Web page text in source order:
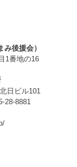
後援会）
1番地の16
日ビル101
28-8881